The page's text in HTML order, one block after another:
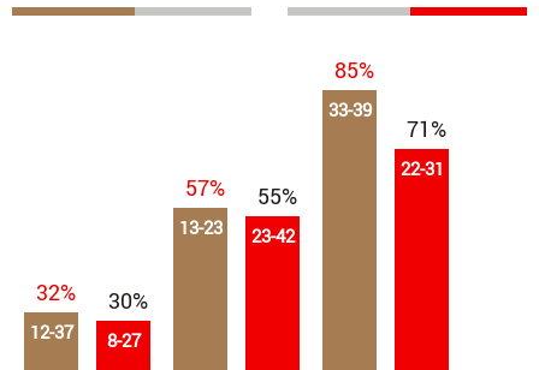
32%
12-37
30%
8-27
57%
13-23
55%
23-42
85%
33-39
71%
22-31